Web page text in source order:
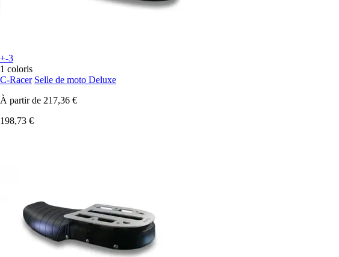
+-3
1 coloris
C-Racer Selle de moto Deluxe
À partir de 217,36 €
198,73 €